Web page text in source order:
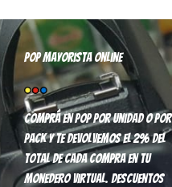
Pop mayorista online
Comprá en pop por unidad o por
pack y te devolvemos el 2% del
total de cada compra en tu
monedero virtual. Descuentos